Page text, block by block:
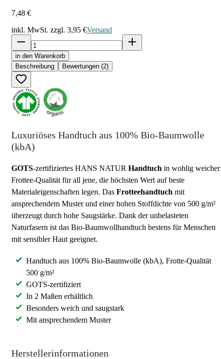
7,48 €
inkl. MwSt. zzgl. 3,95 €Versand
in den Warenkorb
Beschreibung
Bewertungen (2)
Luxuriöses Handtuch aus 100% Bio-Baumwolle
(kbA)
GOTS-zertifiziertes HANS NATUR Handtuch in wohlig weicher
Frottee-Qualität für all jene, die höchsten Wert auf beste
Materialeigenschaften legen. Das Frotteehandtuch mit
ansprechendem Muster und einer hohen Stoffdichte von 500 g/m²
überzeugt durch hohe Saugstärke. Dank der unbelasteten
Naturfasern ist das Bio-Baumwollhandtuch bestens für Menschen
mit sensibler Haut geeignet.
Handtuch aus 100% Bio-Baumwolle (kbA), Frotte-Qualität
500 g/m²
GOTS-zertifiziert
In 2 Maßen erhältlich
Besonders weich und saugstark
Mit ansprechendem Muster
Herstellerinformationen